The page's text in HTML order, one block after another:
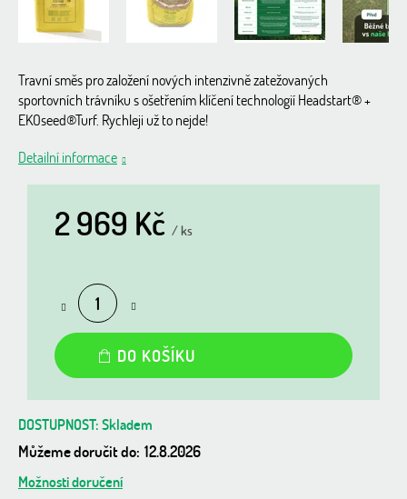
Travní směs pro založení nových intenzivně zatežovaných
sportovních trávníku s ošetřením klíčení technologií Headstart® +
EKOseed®Turf. Rychleji už to nejde!
Detailní informace
2 969 Kč / ks
DO KOŠÍKU
Skladem
Můžeme doručit do: 12.8.2026
Možnosti doručení